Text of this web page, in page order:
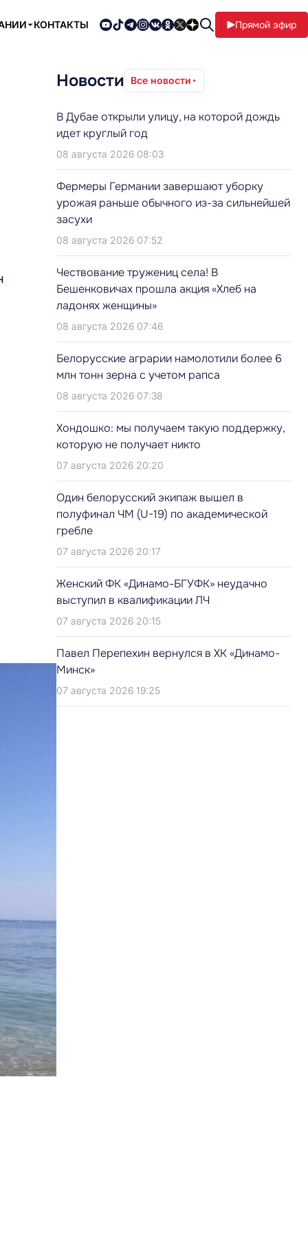
КОНТАКТЫ Прямой эфир
Новости Все новости
В Дубае открыли улицу, на которой дождь
идет круглый год
08 августа 2026 08:03
Фермеры Германии завершают уборку
урожая раньше обычного из-за сильнейшей
засухи
08 августа 2026 07:52
Чествование тружениц села! В
Бешенковичах прошла акция «Хлеб на
ладонях женщины»
08 августа 2026 07:46
Белорусские аграрии намолотили более 6
млн тонн зерна с учетом рапса
08 августа 2026 07:38
Хондошко: мы получаем такую поддержку,
которую не получает никто
07 августа 2026 20:20
Один белорусский экипаж вышел в
полуфинал ЧМ (U-19) по академической
гребле
07 августа 2026 20:17
Женский ФК «Динамо-БГУФК» неудачно
выступил в квалификации ЛЧ
07 августа 2026 20:15
Павел Перепехин вернулся в ХК «Динамо-
Минск»
07 августа 2026 19:25